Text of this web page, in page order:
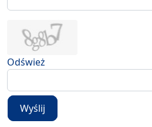
Odśwież
Wyślij